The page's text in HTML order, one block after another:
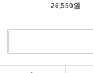
26,550원